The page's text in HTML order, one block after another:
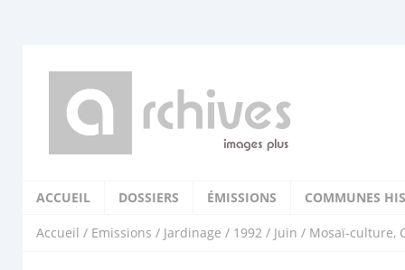
ACCUEIL DOSSIERS ÉMISSIONS COMMUNES
Accueil / Emissions / Jardinage / 1992 / Juin / Mosaï-culture,